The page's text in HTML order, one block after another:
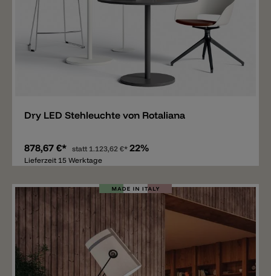
Dry LED Stehleuchte von Rotaliana
878,67 €* statt 1.123,62 €* 22%
Lieferzeit 15 Werktage